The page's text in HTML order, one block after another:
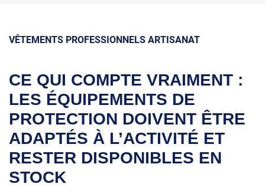
VÊTEMENTS PROFESSIONNELS ARTISANAT
CE QUI COMPTE VRAIMENT :
LES ÉQUIPEMENTS DE
PROTECTION DOIVENT ÊTRE
ADAPTÉS À L’ACTIVITÉ ET
RESTER DISPONIBLES EN
STOCK